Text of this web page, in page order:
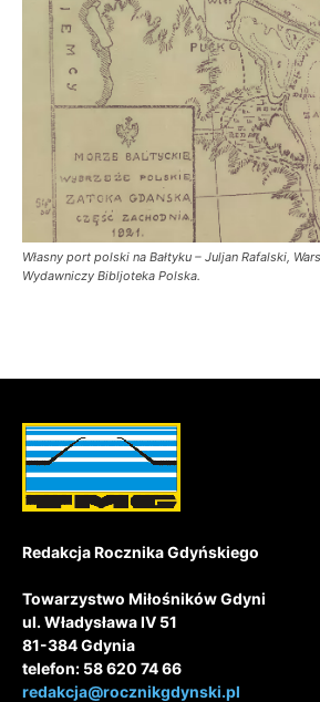
Własny port polski na Bałtyku – Juljan Rafalski,
Wydawniczy Bibljoteka Polska.
Redakcja Rocznika Gdyńskiego
Towarzystwo Miłośników Gdyni
ul. Władysława IV 51
81-384 Gdynia
telefon: 58 620 74 66
redakcja@rocznikgdynski.pl